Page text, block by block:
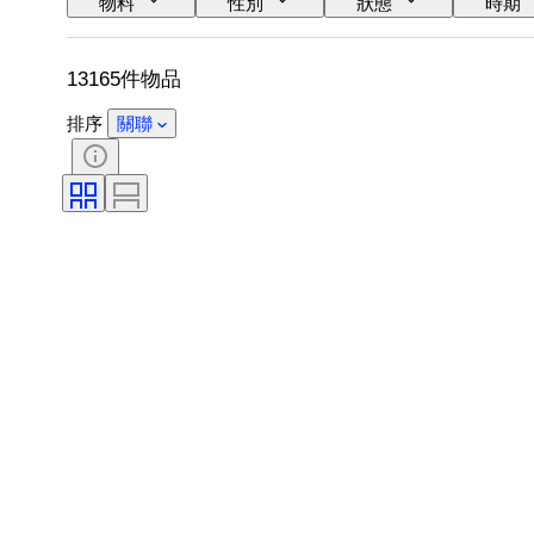
時代
電力儲備 自鳴鐘
13165件物品
排序 關聯